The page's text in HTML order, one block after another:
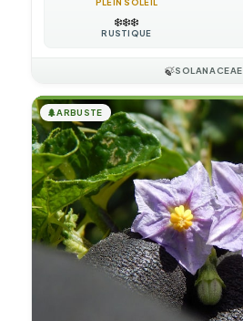
PLEIN SOLEIL
❄️❄️❄️
RUSTIQUE
🍃SOLANACEAE
🌲ARBUSTE